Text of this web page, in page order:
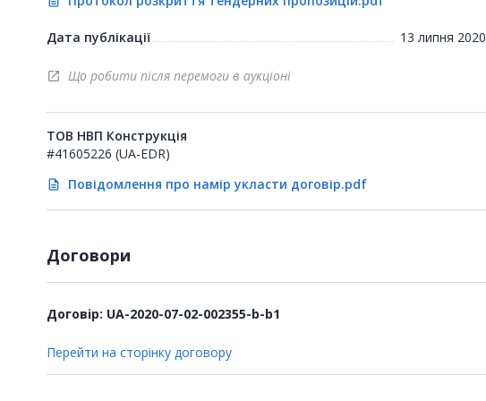
Дата публікації 13 липня 2020
open_in_new Що робити після перемоги в аукціоні
ТОВ НВП Конструкція
#41605226 (UA-EDR)
description Повідомлення про намір укласти договір.pdf
Договори
Договір: UA-2020-07-02-002355-b-b1
Перейти на сторінку договору